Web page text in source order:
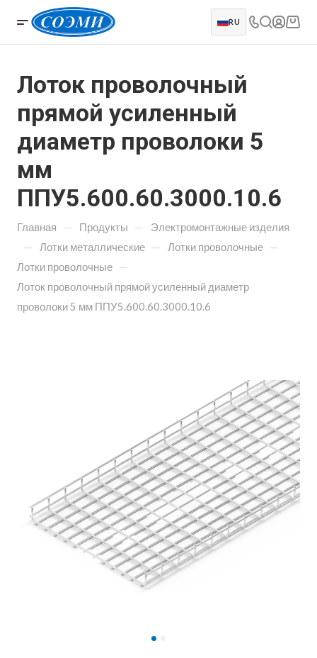
RU
Лоток проволочный
прямой усиленный
диаметр проволоки 5
мм
ППУ5.600.60.3000.10.6
Главная — Продукты — Электромонтажные изделия
— Лотки металлические — Лотки проволочные —
Лотки проволочные —
Лоток проволочный прямой усиленный диаметр
проволоки 5 мм ППУ5.600.60.3000.10.6